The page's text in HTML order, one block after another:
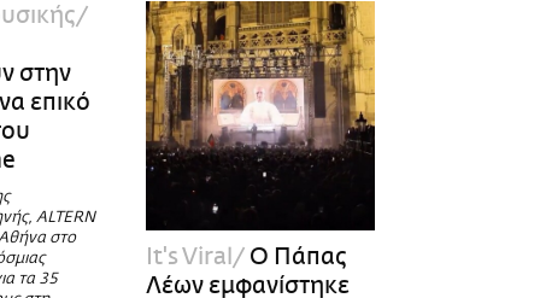
Οι Αθηναίοι
Lgbtqi+
Επιλογές
στην
επικό
ALTERN
στo
τα 35
It's Viral
Ο Πάπας
Λέων εμφανίστηκε